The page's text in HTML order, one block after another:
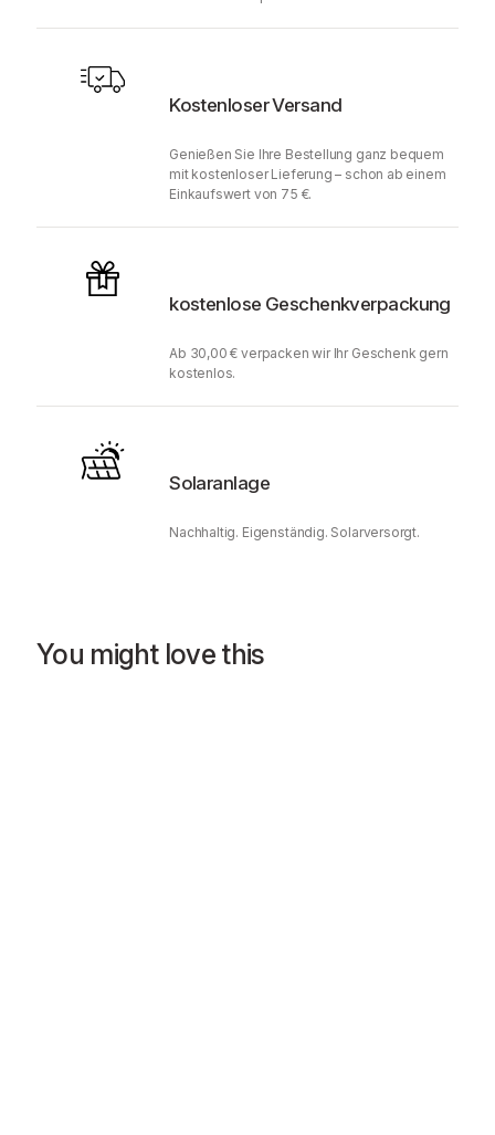
Kostenloser Versand
Genießen Sie Ihre Bestellung ganz bequem
mit kostenloser Lieferung – schon ab einem
Einkaufswert von 75 €.
kostenlose Geschenkverpackung
Ab 30,00 € verpacken wir Ihr Geschenk gern
kostenlos.
Solaranlage
Nachhaltig. Eigenständig. Solarversorgt.
You might love this